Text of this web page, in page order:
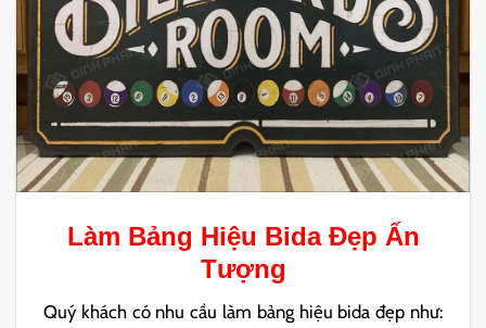
Làm Bảng Hiệu Bida Đẹp Ấn
Tượng
Quý khách có nhu cầu làm bảng hiệu bida đẹp như: